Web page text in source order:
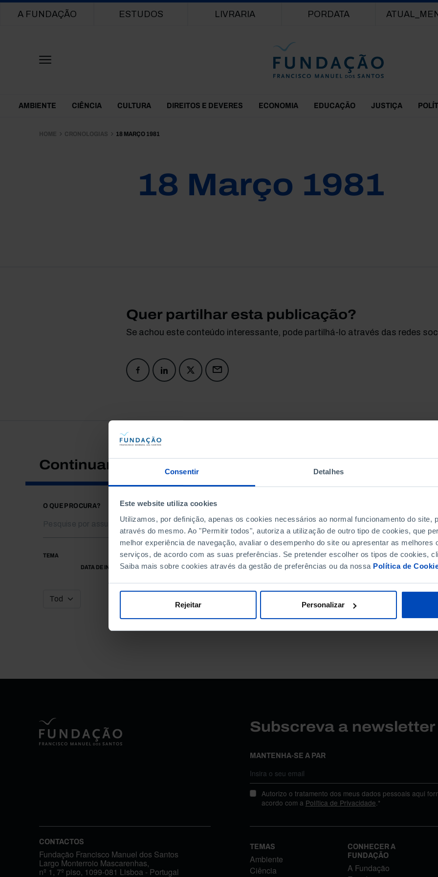
Consentir Detalhes
Este website utiliza cookies
Utilizamos, por definição, apenas os cookies necessários ao normal funcionamento do site,
através do mesmo. Ao "Permitir todos", autoriza a utilização de outro tipo de cookies, que
melhor experiência de navegação, avaliar o desempenho do site ou apresentar as melhores
serviços, de acordo com as suas preferências. Se pretender escolher os tipos de cookies,
Saiba mais sobre cookies através da gestão de preferências ou da nossa Política de
Rejeitar Personalizar
Main navigation
A FUNDAÇÃO ESTUDOS LIVRARIA PORDATA
Themes Menu
AMBIENTE CIÊNCIA CULTURA DIREITOS E DEVERES ECONOMIA EDUCAÇÃO JUSTIÇA
HOME CRONOLOGIAS 18 MARÇO 1981
18 Março 1981
Quer partilhar esta publicação?
Se achou este conteúdo interessante, pode partilhá-lo através das redes
Continuar a pesquisar
O QUE PROCURA?
TEMA
DATA DE INÍCIO
DATA DE FIM
Subscreva a
MANTENHA-SE A PAR
Autorizo o tratamento dos meus dados pessoais aqui
acordo com a Política de Privacidade.*
CONTACTOS
Fundação Francisco Manuel dos Santos
Largo Monterroio Mascarenhas,
nº 1, 7º piso, 1099-081 Lisboa - Portugal
TEMAS
Ambiente
Ciência
CONHECER A
FUNDAÇÃO
A Fundação